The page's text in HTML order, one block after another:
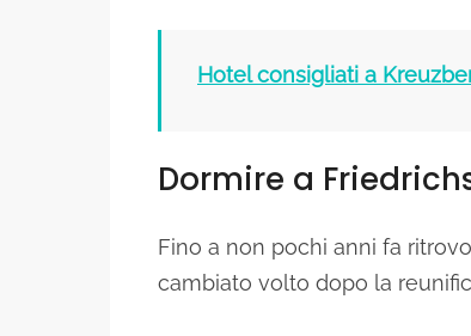
Hotel consigliati a
Dormire a
Fino a non pochi anni fa
cambiato volto dopo la